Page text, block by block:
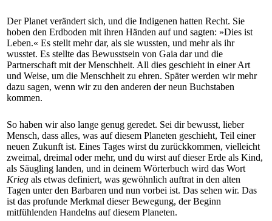
Der Planet verändert sich, und die Indigenen hatten Recht. Sie
hoben den Erdboden mit ihren Händen auf und sagten: »Dies ist
Leben.« Es stellt mehr dar, als sie wussten, und mehr als ihr
wusstet. Es stellte das Bewusstsein von Gaia dar und die
Partnerschaft mit der Menschheit. All dies geschieht in einer Art
und Weise, um die Menschheit zu ehren. Später werden wir mehr
dazu sagen, wenn wir zu den anderen der neun Buchstaben
kommen.
So haben wir also lange genug geredet. Sei dir bewusst, lieber
Mensch, dass alles, was auf diesem Planeten geschieht, Teil einer
neuen Zukunft ist. Eines Tages wirst du zurückkommen, vielleicht
zweimal, dreimal oder mehr, und du wirst auf dieser Erde als Kind,
als Säugling landen, und in deinem Wörterbuch wird das Wort
Krieg als etwas definiert, was gewöhnlich auftrat in den alten
Tagen unter den Barbaren und nun vorbei ist. Das sehen wir. Das
ist das profunde Merkmal dieser Bewegung, der Beginn
mitfühlenden Handelns auf diesem Planeten.